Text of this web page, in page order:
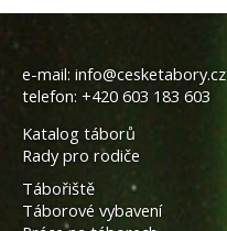
e-mail: info@cesketabory.cz
telefon: +420 603 183 603
Katalog táborů
Rady pro rodiče
Tábořiště
Táborové vybavení